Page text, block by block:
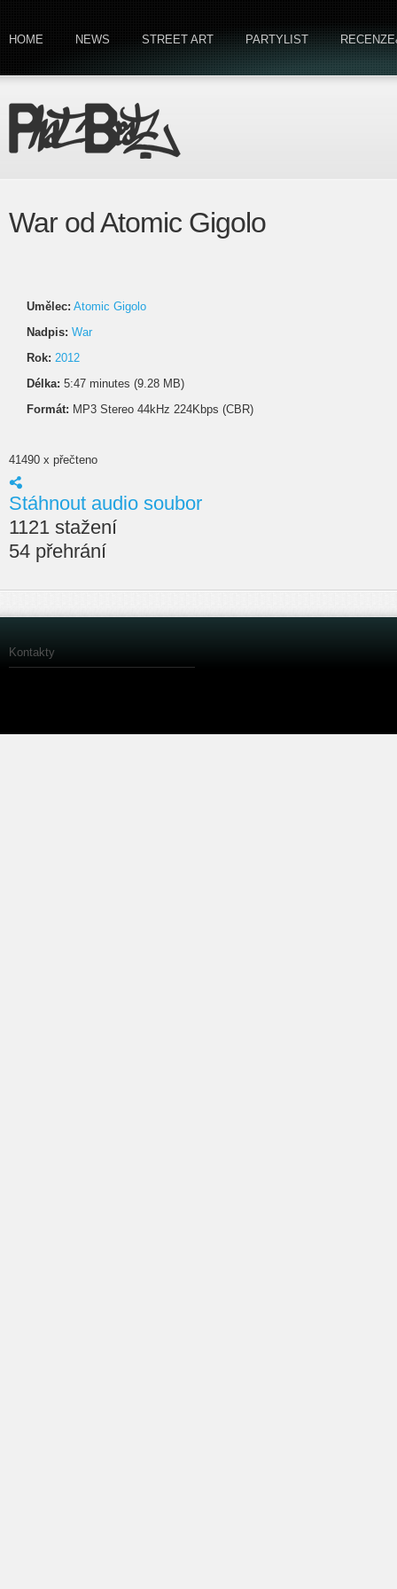
HOME NEWS STREET ART PARTYLIST
War od Atomic Gigolo
Umělec: Atomic Gigolo
Nadpis: War
Rok: 2012
Délka: 5:47 minutes (9.28 MB)
Formát: MP3 Stereo 44kHz 224Kbps (CBR)
41490 x přečteno
Stáhnout audio soubor
1121 stažení
54 přehrání
Kontakty